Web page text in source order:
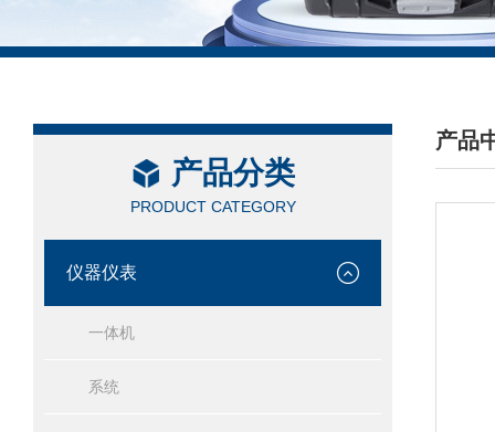
产品分类
PRODUCT CATEGORY
仪器仪表
一体机
系统
产品
/